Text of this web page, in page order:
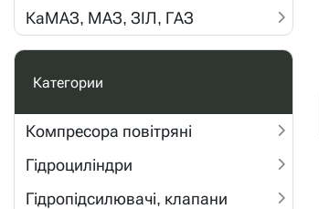
КаМАЗ, МАЗ, ЗІЛ, ГАЗ
Категории
Компресора повітряні
Гідроциліндри
Гідропідсилювачі, клапани